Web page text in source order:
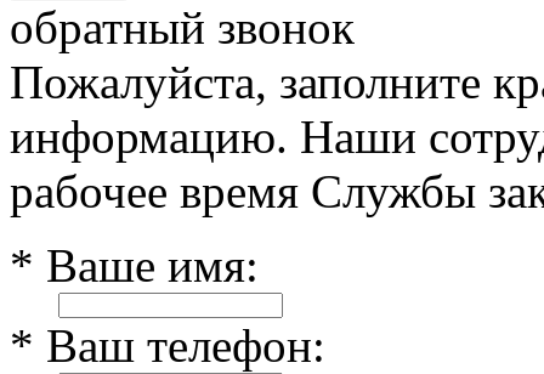
обратный звонок
Пожалуйста, заполните
информацию. Наши
рабочее время Службы
* Ваше имя:
* Ваш телефон: